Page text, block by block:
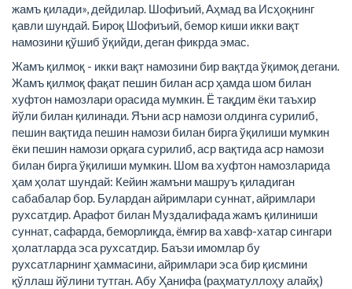
жамъ қилади», дейдилар. Шофиъий, Аҳмад ва Исҳоқнинг
қавли шундай. Бироқ Шофиъий, бемор киши икки вақт
намозини қўшиб ўқийди, деган фикрда эмас.
Жамъ қилмоқ - икки вақт намозини бир вақтда ўқимоқ дегани.
Жамъ қилмоқ фақат пешин билан аср ҳамда шом билан
хуфтон намозлари орасида мумкин. Ё тақдим ёки таъхир
йўли билан қилинади. Яъни аср намози олдинга сурилиб,
пешин вақтида пешин намози билан бирга ўқилиши мумкин
ёки пешин намози орқага сурилиб, аср вақтида аср намози
билан бирга ўқилиши мумкин. Шом ва хуфтон намозларида
ҳам ҳолат шундай: Кейин жамъни машруъ қиладиган
сабабалар бор. Булардан айримлари суннат, айримлари
рухсатдир. Арафот билан Муздалифада жамъ қилиниши
суннат, сафарда, беморлиқда, ёмғир ва хавф-хатар сингари
ҳолатларда эса рухсатдир. Баъзи имомлар бу
рухсатларнинг ҳаммасини, айримлари эса бир қисмини
қўллаш йўлини тутган. Абу Ҳанифа (раҳматуллоҳу алайҳ)